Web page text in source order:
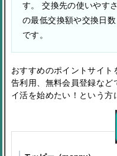
す。 交換先の使いやす
の最低交換額や交換日
です。
おすすめのポイントサイ
告利用、無料会員登録など
イ活を始めたい！という方